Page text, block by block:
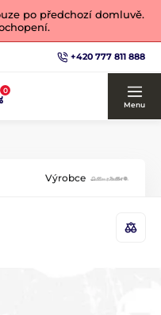
po předchozí domluvě.
+420 777 811 888
0
Menu
Výrobce